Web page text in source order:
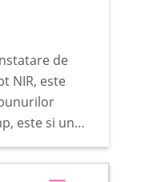
de
NIR, este
este si un
in
se